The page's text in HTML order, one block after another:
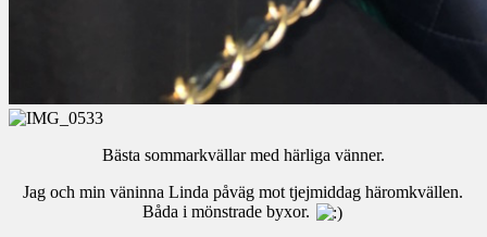
Bästa sommarkvällar med härliga vänner.
Jag och min väninna Linda påväg mot tjejmiddag häromkvällen.
Båda i mönstrade byxor.